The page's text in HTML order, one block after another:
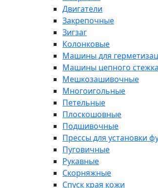
Двигатели
Закрепочные
Зигзаг
Колонковые
Машины для
Машины цепного стежка
Мешкозашивочные
Многоигольные
Петельные
Плоскошовные
Подшивочные
Прессы для установки
Пуговичные
Рукавные
Скорняжные
Спуск края кожи